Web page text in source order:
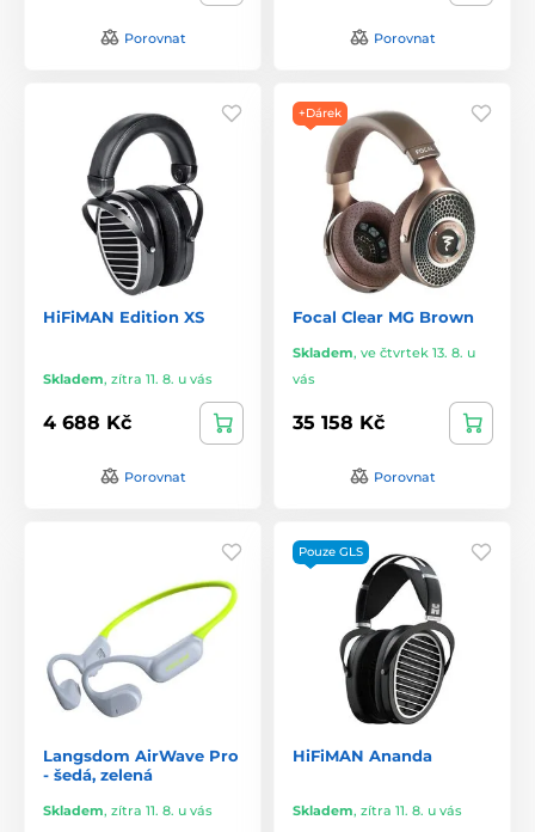
Porovnat Porovnat
HiFiMAN Edition XS
Skladem, zítra 11. 8. u vás
4 688 Kč
Porovnat
+Dárek
Focal Clear MG Brown
Skladem, ve čtvrtek 13. 8. u
vás
35 158 Kč
Porovnat
Langsdom AirWave Pro
- šedá, zelená
Skladem, zítra 11. 8. u vás
Pouze GLS
HiFiMAN Ananda
Skladem, zítra 11. 8. u vás